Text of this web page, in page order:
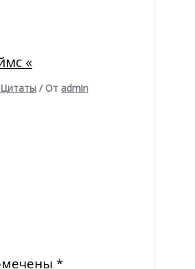
«
Цитаты / От admin
*